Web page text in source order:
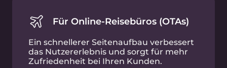
Die WebP- und AVIF-Komprimierung kann
dass dabei die Qualität stark abnimmt.